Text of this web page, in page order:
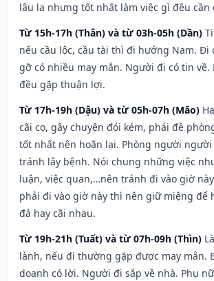
lâu la nhưng tốt nhất làm việc gì đều cần
Từ 15h-17h (Thân) và từ 03h-05h (Dần)
nếu cầu lộc, cầu tài thì đi hướng Nam. Đi
gỡ có nhiều may mắn. Người đi có tin về.
đều gặp thuận lợi.
Từ 17h-19h (Dậu) và từ 05h-07h (Mão)
cãi cọ, gây chuyện đói kém, phải đề
tốt nhất nên hoãn lại. Phòng người
tránh lây bệnh. Nói chung những việc
luận, việc quan,…nên tránh đi vào giờ
phải đi vào giờ này thì nên giữ miệng để
đả hay cãi nhau.
Từ 19h-21h (Tuất) và từ 07h-09h (Thìn)
lành, nếu đi thường gặp được may mắn.
doanh có lời. Người đi sắp về nhà. Phụ